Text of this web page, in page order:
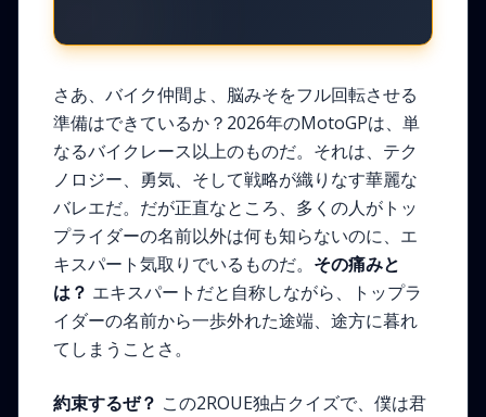
さあ、バイク仲間よ、脳みそをフル回転させる
準備はできているか？2026年のMotoGPは、単
なるバイクレース以上のものだ。それは、テク
ノロジー、勇気、そして戦略が織りなす華麗な
バレエだ。だが正直なところ、多くの人がトッ
プライダーの名前以外は何も知らないのに、エ
キスパート気取りでいるものだ。 その痛みと
は？ エキスパートだと自称しながら、トップラ
イダーの名前から一歩外れた途端、途方に暮れ
てしまうことさ。
約束するぜ？ この2ROUE独占クイズで、僕は君